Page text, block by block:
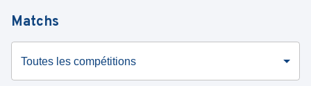
Matchs
Toutes les compétitions